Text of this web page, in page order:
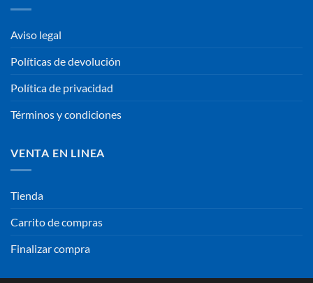
Aviso legal
Políticas de devolución
Política de privacidad
Términos y condiciones
VENTA EN LINEA
Tienda
Carrito de compras
Finalizar compra